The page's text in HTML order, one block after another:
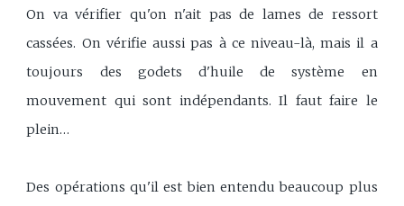
On va vérifier qu'on n'ait pas de lames de ressort
cassées. On vérifie aussi pas à ce niveau-là, mais il a
toujours des godets d'huile de système en
mouvement qui sont indépendants. Il faut faire le
plein…
Des opérations qu'il est bien entendu beaucoup plus